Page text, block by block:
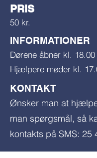
PRIS
50 kr.
INFORMATIONER
Dørene åbner kl. 18.00
Hjælpere møder kl.
KONTAKT
​Ønsker man at
man spørgsmål, så
kontakts på SMS: 25